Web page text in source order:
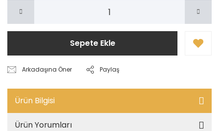
Sepete Ekle
Arkadaşına Öner Paylaş
Ürün Bilgisi
Ürün Yorumları